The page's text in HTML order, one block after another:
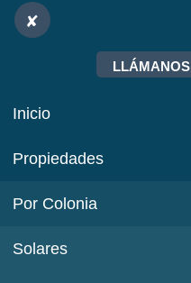
LLÁMANOS
Inicio
Propiedades
Por Colonia
Solares